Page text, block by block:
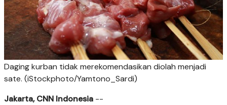
Daging kurban tidak merekomendasikan diolah menjadi
sate. (iStockphoto/Yamtono_Sardi)
Jakarta, CNN Indonesia --